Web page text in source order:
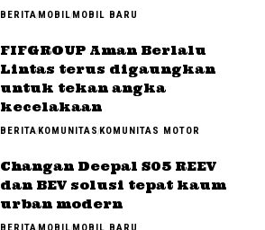
BERITAMOBILMOBIL BARU
FIFGROUP Aman Berlalu
Lintas terus digaungkan
untuk tekan angka
kecelakaan
BERITAKOMUNITASKOMUNITAS MOTOR
Changan Deepal S05 REEV
dan BEV solusi tepat kaum
urban modern
BERITAMOBILMOBIL BARU